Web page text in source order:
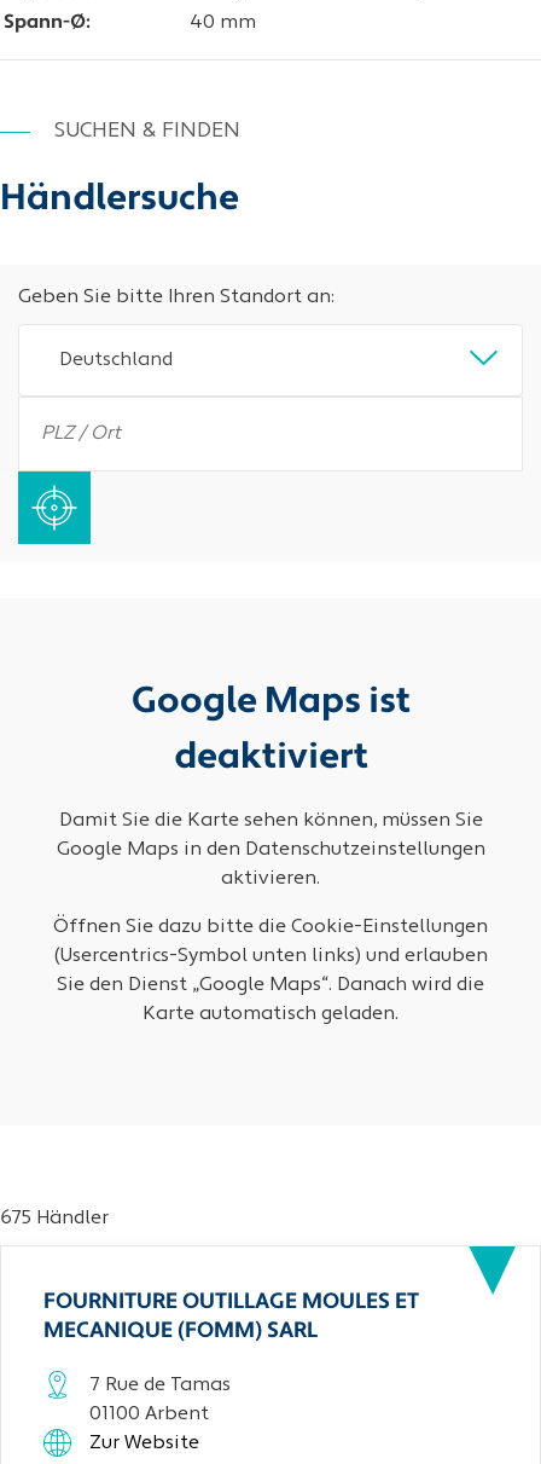
Spann-Ø:
40 mm
SUCHEN & FINDEN
Händlersuche
Geben Sie bitte Ihren Standort an:
Deutschland
Google Maps ist
deaktiviert
Damit Sie die Karte sehen können, müssen Sie
Google Maps in den Datenschutzeinstellungen
aktivieren.
Öffnen Sie dazu bitte die Cookie-Einstellungen
(Usercentrics-Symbol unten links) und erlauben
Sie den Dienst „Google Maps“. Danach wird die
Karte automatisch geladen.
675 Händler
FOURNITURE OUTILLAGE MOULES ET
MECANIQUE (FOMM) SARL
7 Rue de Tamas
01100 Arbent
Zur Website